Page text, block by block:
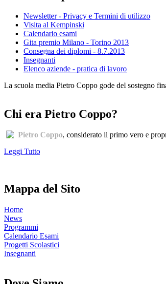
Newsletter - Privacy e Termini di utilizzo
Visita al Kempinski
Calendario esami
Gita premio Milano - Torino 2013
Consegna dei diplomi - 8.7.2013
Insegnanti
Elenco aziende - pratica di lavoro
La scuola media Pietro Coppo gode del sostegno
Chi era Pietro Coppo?
Pietro Coppo, considerato il primo vero e
Leggi Tutto
Mappa del Sito
Home
News
Programmi
Calendario Esami
Progetti Scolastici
Insegnanti